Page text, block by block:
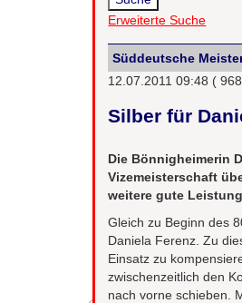
Erweiterte Suche
Süddeutsche
12.07.2011 09:48 (
Silber für
Die Bönnigheimerin
Vizemeisterschaft
weitere gute
Gleich zu Beginn des
Daniela Ferenz. Zu
Einsatz zu
zwischenzeitlich den
nach vorne schieben.